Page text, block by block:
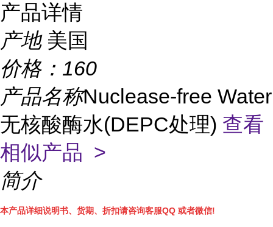
产品详情
产地 美国
价格： 160
产品名称Nuclease-free Water
无核酸酶水(DEPC处理) 查看
相似产品 >
简介
本产品详细说明书、货期、折扣请咨询客服QQ 或者微信!